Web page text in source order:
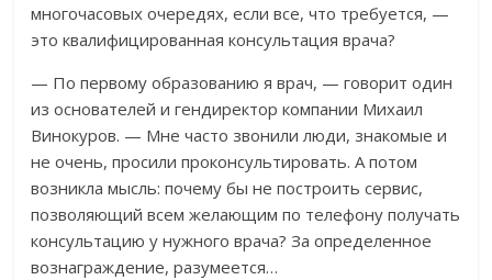
многочасовых очередях, если все, что требуется, —
это квалифицированная консультация врача?
— По первому образованию я врач, — говорит один
из основателей и гендиректор компании Михаил
Винокуров. — Мне часто звонили люди, знакомые и
не очень, просили проконсультировать. А потом
возникла мысль: почему бы не построить сервис,
позволяющий всем желающим по телефону получать
консультацию у нужного врача? За определенное
вознаграждение, разумеется…